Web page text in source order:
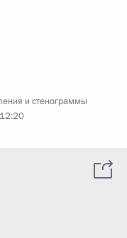
и стенограммы